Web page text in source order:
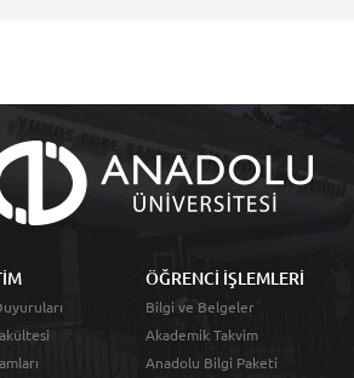
ÖĞRENCİ İŞLEMLERİ
Bilgi ve Belgeler
Akademik Takvim
Anadolu Bilgi Paketi